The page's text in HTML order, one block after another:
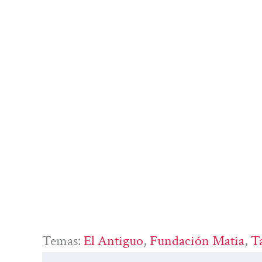
Temas:El Antiguo, Fundación Matia,